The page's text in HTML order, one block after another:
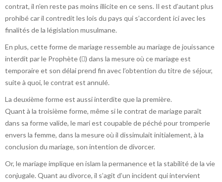
contrat, il n’en reste pas moins illicite en ce sens. Il est d’autant plus
prohibé car il contredit les lois du pays qui s’accordent ici avec les
finalités de la législation musulmane.
En plus, cette forme de mariage ressemble au mariage de jouissance
interdit par le Prophète () dans la mesure où ce mariage est
temporaire et son délai prend fin avec l’obtention du titre de séjour,
suite à quoi, le contrat est annulé.
La deuxième forme est aussi interdite que la première.
Quant à la troisième forme, même si le contrat de mariage paraît
dans sa forme valide, le mari est coupable de péché pour tromperie
envers la femme, dans la mesure où il dissimulait initialement, à la
conclusion du mariage, son intention de divorcer.
Or, le mariage implique en islam la permanence et la stabilité de la vie
conjugale. Quant au divorce, il s’agit d’un incident qui intervient